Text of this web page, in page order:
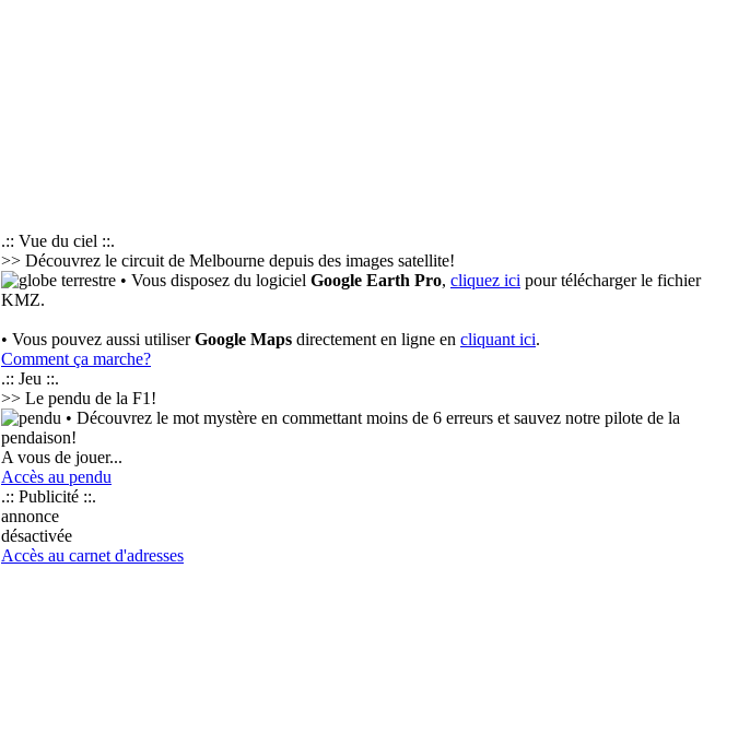
.:: Vue du ciel ::.
>> Découvrez le circuit de Melbourne depuis des images satellite!
• Vous disposez du logiciel Google Earth Pro, cliquez ici pour télécharger le fichier
KMZ.
• Vous pouvez aussi utiliserGoogle Maps directement en ligne en cliquant ici.
Comment ça marche?
.:: Jeu ::.
>> Le pendu de la F1!
• Découvrez le mot mystère en commettant moins de 6 erreurs et sauvez notre pilote de la
pendaison!
A vous de jouer...
Accès au pendu
.:: Publicité ::.
annonce
désactivée
Accès au carnet d'adresses